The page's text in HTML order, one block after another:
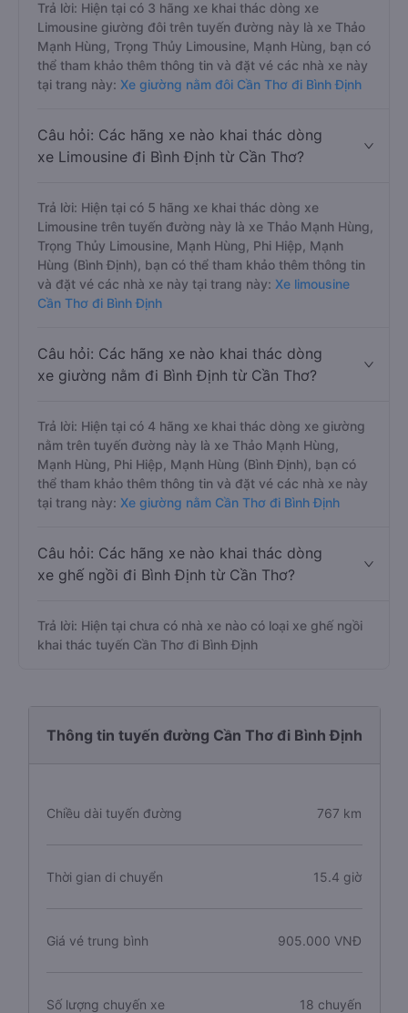
Trả lời: Hiện tại có 3 hãng xe khai thác dòng xe
Limousine giường đôi trên tuyến đường này là xe Thảo
Mạnh Hùng, Trọng Thủy Limousine, Mạnh Hùng, bạn có
thể tham khảo thêm thông tin và đặt vé các nhà xe này
tại trang này: Xe giường nằm đôi Cần Thơ đi Bình Định
Câu hỏi: Các hãng xe nào khai thác dòng
xe Limousine đi Bình Định từ Cần Thơ?
Trả lời: Hiện tại có 5 hãng xe khai thác dòng xe
Limousine trên tuyến đường này là xe Thảo Mạnh Hùng,
Trọng Thủy Limousine, Mạnh Hùng, Phi Hiệp, Mạnh
Hùng (Bình Định), bạn có thể tham khảo thêm thông tin
và đặt vé các nhà xe này tại trang này: Xe limousine
Cần Thơ đi Bình Định
Câu hỏi: Các hãng xe nào khai thác dòng
xe giường nằm đi Bình Định từ Cần Thơ?
Trả lời: Hiện tại có 4 hãng xe khai thác dòng xe giường
nằm trên tuyến đường này là xe Thảo Mạnh Hùng,
Mạnh Hùng, Phi Hiệp, Mạnh Hùng (Bình Định), bạn có
thể tham khảo thêm thông tin và đặt vé các nhà xe này
tại trang này: Xe giường nằm Cần Thơ đi Bình Định
Câu hỏi: Các hãng xe nào khai thác dòng
xe ghế ngồi đi Bình Định từ Cần Thơ?
Trả lời: Hiện tại chưa có nhà xe nào có loại xe ghế ngồi
khai thác tuyến Cần Thơ đi Bình Định
Thông tin tuyến đường Cần Thơ đi Bình Định
Chiều dài tuyến đường 767 km
Thời gian di chuyển 15.4 giờ
Giá vé trung bình 905.000 VNĐ
Số lượng chuyến xe 18 chuyến